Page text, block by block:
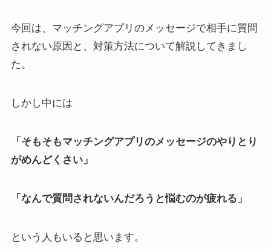
今回は、マッチングアプリのメッセージで相手に質問
されない原因と、対策方法について解説してきまし
た。
しかし中には
「そもそもマッチングアプリのメッセージのやりとり
がめんどくさい」
「なんで質問されないんだろうと悩むのが疲れる」
という人もいると思います。